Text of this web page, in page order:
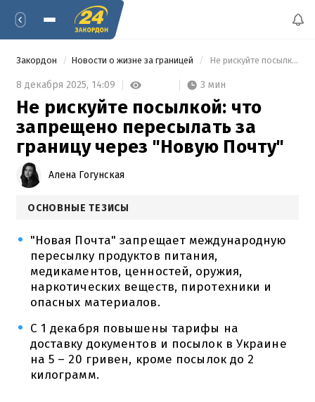
Закордон Новости о жизне за границей Не рискуйте посылкой: что запрещено пересылать за границу через "Новую Почту"
8 декабря 2025, 14:09 3 мин
Не рискуйте посылкой: что
запрещено пересылать за
границу через "Новую Почту"
Алена Гогунская
ОСНОВНЫЕ ТЕЗИСЫ
"Новая Почта" запрещает международную
пересылку продуктов питания,
медикаментов, ценностей, оружия,
наркотических веществ, пиротехники и
опасных материалов.
С 1 декабря повышены тарифы на
доставку документов и посылок в Украине
на 5 – 20 гривен, кроме посылок до 2
килограмм.